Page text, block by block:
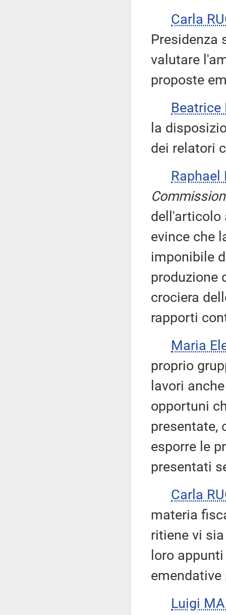
Carla
Presidenza
valutare
proposte
Beatrice
la
dei relatori
Raphael
dell'articolo
evince che
imponibile
produzione
crociera
rapporti
Maria
proprio
lavori
opportuni
presentate,
esporre le
presentati
Carla
materia
ritiene vi
loro
emendative
Luigi